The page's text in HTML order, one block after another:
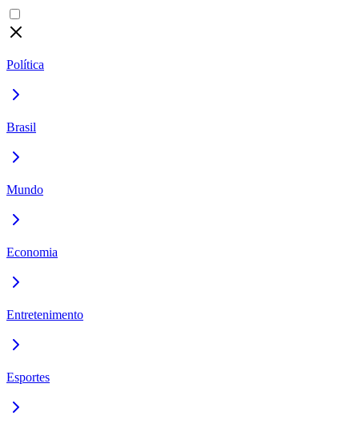
Política
Brasil
Mundo
Economia
Entretenimento
Esportes